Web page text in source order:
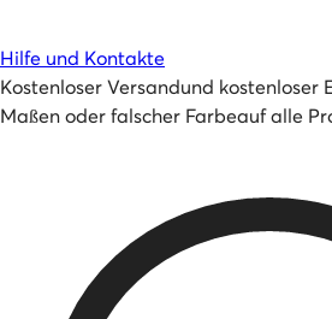
Hilfe und Kontakte
Kostenloser Versandund kostenloser
Maßen oder falscher Farbeauf alle